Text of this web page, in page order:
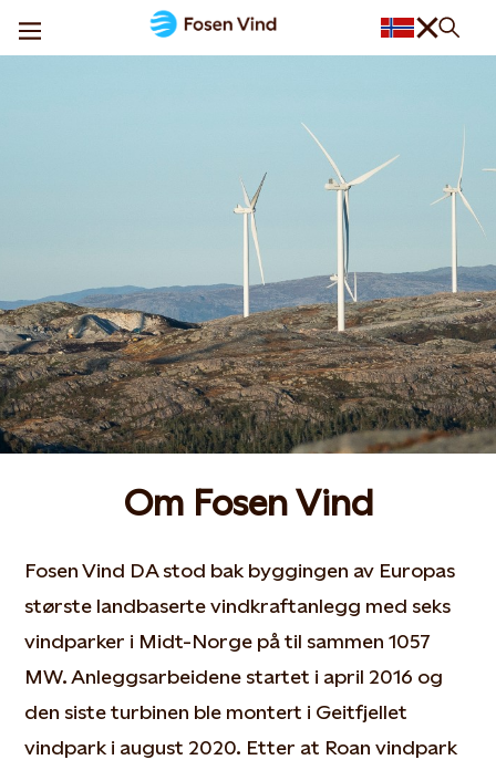
Om Fosen Vind
Fosen Vind DA stod bak byggingen av Europas
største landbaserte vindkraftanlegg med seks
vindparker i Midt-Norge på til sammen 1057
MW. Anleggsarbeidene startet i april 2016 og
den siste turbinen ble montert i Geitfjellet
vindpark i august 2020. Etter at Roan vindpark